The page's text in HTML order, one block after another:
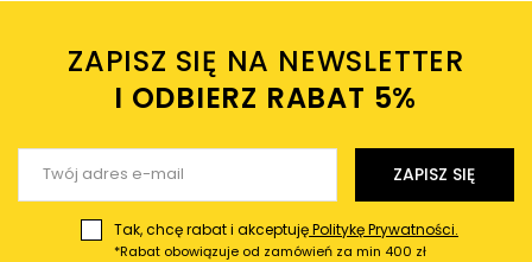
Twoje imię
Twój email
ZAPISZ SIĘ NA NEWSLETTER
I ODBIERZ RABAT 5%ㅤ
ZAPISZ SIĘ
Tak, chcę rabat i akceptujęPolitykę Prywatności.
*Rabat obowiązuje od zamówień za min 400 zł